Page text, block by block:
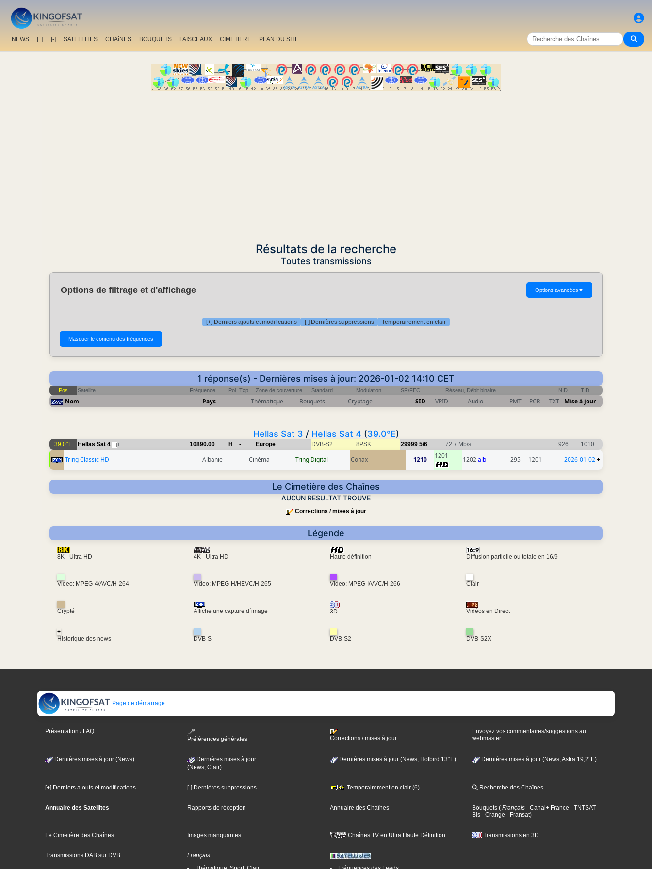
NEWS [+] [-] SATELLITES CHAîNES BOUQUETS FAISCEAUX CIMETIERE PLAN DU SITE
Résultats de la recherche
Toutes transmissions
Options de filtrage et d'affichage Options avancées ▼
[+] Derniers ajouts et modifications [-] Dernières suppressions Temporairement en clair
1 réponse(s) - Dernières mises à jour: 2026-01-02 14:10 CET
Pos Satellite Fréquence Pol Txp Zone de couverture Standard Modulation SR/FEC Réseau, Débit binaire NID TID
Nom Pays Thématique Bouquets Cryptage SID VPID Audio PMT PCR TXT Mise à jour
Hellas Sat 3 / Hellas Sat 4 (39.0°E)
39.0°E Hellas Sat 4 1 10890.00 H - Europe DVB-S2 8PSK 29999 5/6 72.7 Mb/s 926 1010
Tring Classic HD Albanie Cinéma Tring Digital Conax 1210 1201 1202alb 295 1201 2026-01-02+
Le Cimetière des Chaînes
AUCUN RESULTAT TROUVE
Corrections / mises à jour
Légende
8K - Ultra HD 4K - Ultra HD Haute définition Diffusion partielle ou totale en 16/9
Video: MPEG-4/AVC/H-264 Video: MPEG-H/HEVC/H-265 Video: MPEG-I/VVC/H-266 Clair
Crypté Affiche une capture d´image 3D Vidéos en Direct
+
Historique des news
DVB-S DVB-S2 DVB-S2X
Page de démarrage
Présentation / FAQ
Préférences générales
Corrections / mises à jour
Envoyez vos commentaires/suggestions au
webmaster
Dernières mises à jour (News)
Dernières mises à jour
(News, Clair)
Dernières mises à jour (News, Hotbird 13°E) Dernières mises à jour (News, Astra 19,2°E)
[+] Derniers ajouts et modifications [-] Dernières suppressions Temporairement en clair (6) Recherche des Chaînes
Annuaire des Satellites Rapports de réception Annuaire des Chaînes Bouquets ( Français - Canal+ France - TNTSAT -
Bis - Orange - Fransat)
Le Cimetière des Chaînes Images manquantes Chaînes TV en Ultra Haute Définition Transmissions en 3D
Transmissions DAB sur DVB
Français